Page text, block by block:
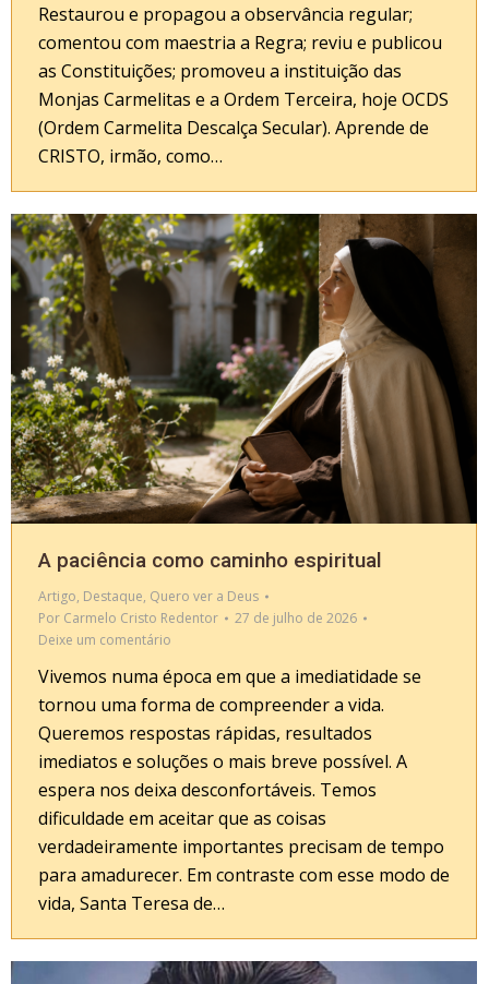
Restaurou e propagou a observância regular;
comentou com maestria a Regra; reviu e publicou
as Constituições; promoveu a instituição das
Monjas Carmelitas e a Ordem Terceira, hoje OCDS
(Ordem Carmelita Descalça Secular). Aprende de
CRISTO, irmão, como…
A paciência como caminho espiritual
Artigo, Destaque, Quero ver a Deus
Por Carmelo Cristo Redentor
27 de julho de 2026
Deixe um comentário
Vivemos numa época em que a imediatidade se
tornou uma forma de compreender a vida.
Queremos respostas rápidas, resultados
imediatos e soluções o mais breve possível. A
espera nos deixa desconfortáveis. Temos
dificuldade em aceitar que as coisas
verdadeiramente importantes precisam de tempo
para amadurecer. Em contraste com esse modo de
vida, Santa Teresa de…